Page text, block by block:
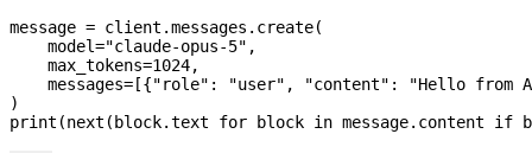
message = client.messages.create(
    model
="claude-opus-5" ,
    max_tokens
=1024,
    messages
= [{"role" : "user" , "content" :
"Hello from
)
print (next (block.text for block in message.content if